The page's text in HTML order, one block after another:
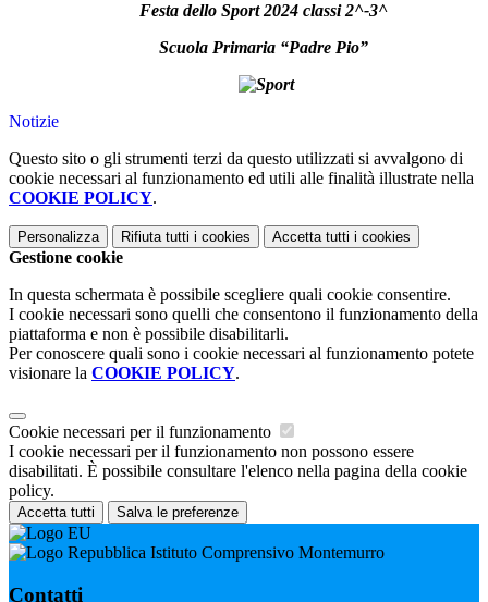
Festa dello Sport 2024 classi 2^-3^
Scuola Primaria “Padre Pio”
Notizie
Questo sito o gli strumenti terzi da questo utilizzati si avvalgono di
cookie necessari al funzionamento ed utili alle finalità illustrate nella
COOKIE POLICY.
Personalizza Rifiuta tutti i cookies Accetta tutti i cookies
Gestione cookie
In questa schermata è possibile scegliere quali cookie consentire.
I cookie necessari sono quelli che consentono il funzionamento della
piattaforma e non è possibile disabilitarli.
Per conoscere quali sono i cookie necessari al funzionamento potete
visionare la COOKIE POLICY.
Cookie necessari per il funzionamento
I cookie necessari per il funzionamento non possono essere
disabilitati. È possibile consultare l'elenco nella pagina della cookie
policy.
Accetta tutti Salva le preferenze
Istituto Comprensivo Montemurro
Contatti